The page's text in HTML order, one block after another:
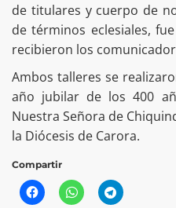
de titulares y cuerpo de
de términos eclesiales,
recibieron los
Ambos talleres se
año jubilar de los 400
Nuestra Señora de
la Diócesis de Carora.
Compartir